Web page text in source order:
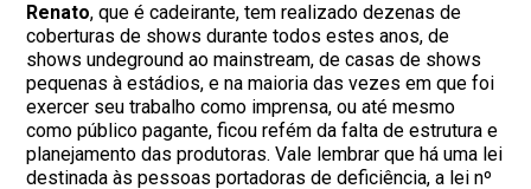
Renato, que é cadeirante, tem realizado dezenas de
coberturas de shows durante todos estes anos, de
shows undeground ao mainstream, de casas de shows
pequenas à estádios, e na maioria das vezes em que foi
exercer seu trabalho como imprensa, ou até mesmo
como público pagante, ficou refém da falta de estrutura e
planejamento das produtoras. Vale lembrar que há uma lei
destinada às pessoas portadoras de deficiência, a lei nº